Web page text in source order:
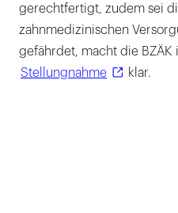
gerechtfertigt, zudem sei
zahnmedizinischen
gefährdet, macht die BZÄK
Stellungnahme
klar.